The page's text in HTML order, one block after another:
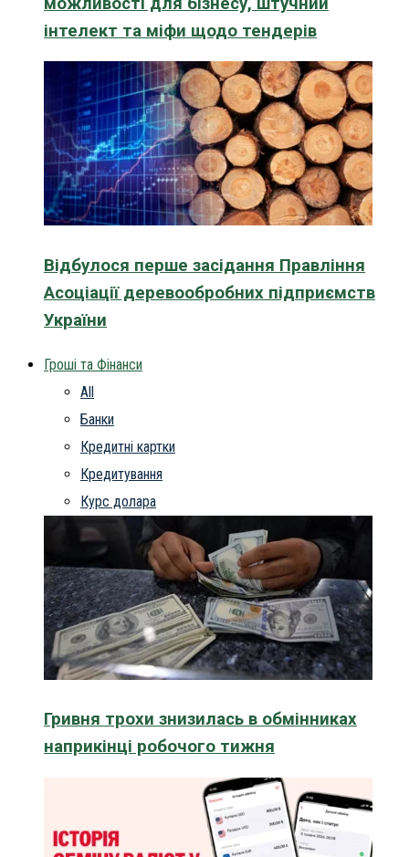
інтелект та міфи щодо тендерів
Відбулося перше засідання Правління
Асоціації деревообробних підприємств
України
Гроші та Фінанси
All
Банки
Кредитні картки
Кредитування
Курс долара
Гривня трохи знизилась в обмінниках
наприкінці робочого тижня